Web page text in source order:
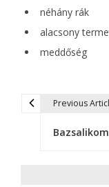
néhány rák
alacsony
meddőség
Previous